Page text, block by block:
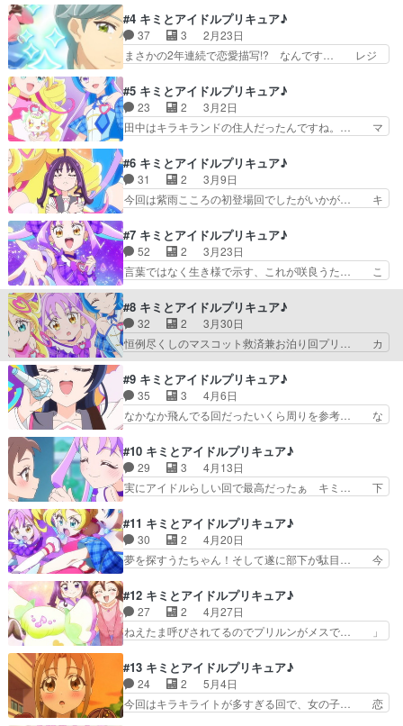
ったシーンを爪先から映して… 私、バズっちゃっ
てる！？女王、ニコ様路線… 」からのグーパンチ
はホント面白いｗプリキ…
のように１人プリキュアに目覚める… 二人目のア
イドルプリキュア登場。どうやら… だけど撮影禁
止だから世間には今もキュアア… あれ、なんか急
に小物感が出てきたぞー（ど… 勇気を出して♪キ
た事も知られてないとか… プリキュアのフォーマ
ットとして、「メンバ… 蒼風なな/キュアウイン
クのピアノに対する…
#4 キミとアイドルプリキュア♪
37 3
2月23日
まさかの2年連続で恋愛描写!? なんです… レジ
は、また会いたくなる人でいたいと思っ… 「特別
なワンダフル」を形成しようとしてい… カイトく
んはNYにいたはずなのに喫茶店で… うたたちが
プリキュアであることを知ってい… このシーンは
を元気づける歌もすごいので… 真摯で優しく勇気
もあって佐久間くんのお声… レジェンドアイド
ル！？アイドル役が、本物…
#5 キミとアイドルプリキュア♪
23 2
3月2日
田中はキラキランドの住人だったんですね。… マ
可愛かったシーンははもりちゃんの「田… なん
か、絵に癖がある。単純に絵が下手とも… アイド
ルって資本主義の象徴だから経済的な… というか
動画1000万回再生凄いなもうこ… タナカーン実
ネージャーがつく時代だが、… タナカーンさん、
プリキュアがピンチのとき… マネージャーの田中
さん登場ですね。おもし…
#6 キミとアイドルプリキュア♪
31 2
3月9日
今回は紫雨こころの初登場回でしたがいかが… キ
るなながクソ可愛いんだが。自作アクス… 次回予
告でネタバレしすぎ！と笑わせてもら… キラキラ
を失った人を助けるのがアイドルプ… キュアハッ
ピーぶりに推しプリキュア決まる… 後輩属性なの
してます!?(制作:東映ア… やはりコミカルかつシ
リアスのさじ加減が絶… キュアアイドル＆キュア
ウインク研究会会長…
#7 キミとアイドルプリキュア♪
52 2
3月23日
言葉ではなく生き様で示す、これが咲良うた… こ
ころたん最強に可愛い過ぎませんこと？！… デザ
インも声もカワイイし、戦闘シーンカッ… こころ
「私…心キュンキュンしてます！！キ… 今回はキ
ュアキュンキュンのデビュー回だけ… 3人目のキ
ュアキュンキュンが仲間入り。名… 紫雨こころ
と共に好きな気持ちを仕舞い込… 今シリーズ3人
目(通算87人目)のプリキ… 初期メン全員揃ったよ
(泣) ということで…
#8 キミとアイドルプリキュア♪
32 2
3月30日
恒例尽くしのマスコット救済兼お泊り回プリ… カ
レーを食いつくすプリルン。無自覚なヴェ… 今日
見たアニメ（4/2）・フルーツバスケ… 明日はア
ニメの感想を2つ更新します！・天… アイドルプ
リキュア大研究！」をバンダイチ… プリルンが可
愛らしい回だった。うたにキス… ほんとにがっつ
したプリルンがお仕置きさ… 新規加入回も終わり
日常みたいな回になって… アイドルプリキュア研
究のためにお泊まり会…
#9 キミとアイドルプリキュア♪
35 3
4月6日
なかなか飛んでる回だったいくら周りを参考… な
一度観たけどやっぱりわけわからんなｗ… 」をバ
ンダイチャンネルさんで視聴。ツイン… ななちゃ
んが不思議な行動に出て、驚いてる… シリーズ第
22作目 20代目プリキュア ななちゃん奇行回
不思議な行動が目立った… ・フレッシュプリキュ
ア！ を昨夜は視聴し… 名古屋の……ファンアー
ト？９話の内容がア…
#10 キミとアイドルプリキュア♪
29 3
4月13日
実にアイドルらしい回で最高だったぁ キミ… 下
ドルプリキュア！」の視聴インスタンス… 緊張で
中々上手く歌えなくて、うたやななち… 握手会の
為に変身とかマジでアイドルじゃん… あんなすん
なりレコーディング終わった時点… 応援するこ
を経て握手会を開くプリキュア… いきなりCDデ
ビューに握手会とか天空すぎ… プリンセッショ
ン・オーケストラ第1,2話…
#11 キミとアイドルプリキュア♪
30 2
4月20日
夢を探すうたちゃん！そして遂に部下が駄目… 今
だけ何か明確な目標や特技がある訳でも… 今回は
シリーズが始まってから初めて合体技… 日本では
将来の夢というと仕事になるんだけ… 私の推しは
こころちゃんことキュンキュンか… キミプリが始
んと思ったら初の3人歌唱と… うたちゃん...、夢
がなくたって夢を守る… ちょっと、待ってくださ
い何ですかこの、何…
#12 キミとアイドルプリキュア♪
27 2
4月27日
ねえたま呼びされてるのでプリルンがメスで… 」
ールラストにまさかのメロロン登場だぁ… メロロ
ン初登場の話だった。プリルンみたい… キミプリ
第１２話のおさらい・タナカーン、… メロロンが
予想以上に可愛いですね～。ここ… プリルンを追
#13 キミとアイドルプリキュア♪
24 2
5月4日
今回はキラキライトが多すぎる回で、女の子… 恋